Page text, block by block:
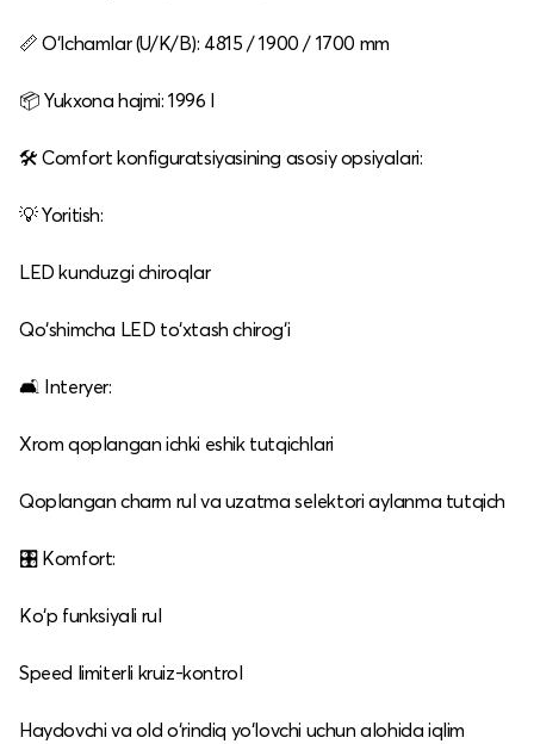
📏 O‘lchamlar (U/K/B): 4815 / 1900 / 1700 mm
📦 Yukxona hajmi: 1996 l
🛠️ Comfort konfiguratsiyasining asosiy opsiyalari:
💡 Yoritish:
LED kunduzgi chiroqlar
Qo‘shimcha LED to‘xtash chirog‘i
🛋️ Interyer:
Xrom qoplangan ichki eshik tutqichlari
Qoplangan charm rul va uzatma selektori aylanma tutqich
🎛️ Komfort:
Ko‘p funksiyali rul
Speed limiterli kruiz‑kontrol
Haydovchi va old o‘rindiq yo‘lovchi uchun alohida iqlim